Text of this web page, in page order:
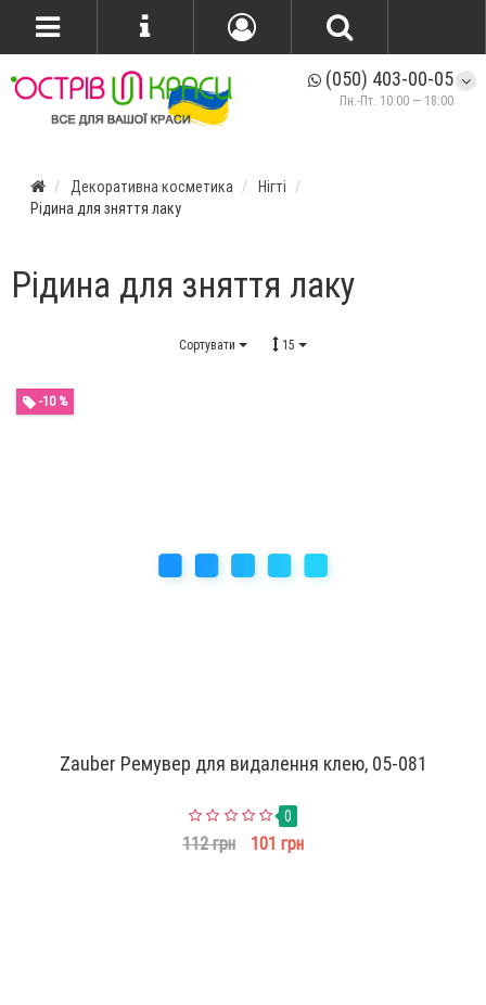
(050) 403-00-05
Пн.-Пт. 10:00 — 18:00
Декоративна косметика
Нігті
Рідина для зняття лаку
Рідина для зняття лаку
Сортувати 15
-10 %
Zauber Ремувер для видалення клею, 05-081
0
112 грн 101 грн